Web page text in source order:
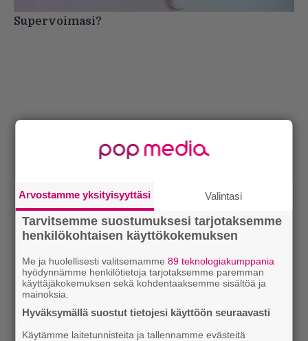
Supervoimasi?
Arvostamme yksityisyyttäsi Valintasi
Tarvitsemme suostumuksesi tarjotaksemme
henkilökohtaisen käyttökokemuksen
Me ja huolellisesti valitsemamme89 teknologiakumppania
hyödynnämme henkilötietoja tarjotaksemme paremman
käyttäjäkokemuksen sekä kohdentaaksemme sisältöä ja
mainoksia.
Hyväksymällä suostut tietojesi käyttöön seuraavasti
Käytämme laitetunnisteita ja tallennamme evästeitä